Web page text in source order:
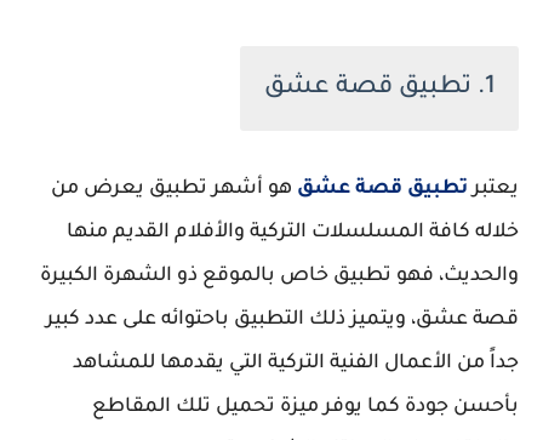
1. تطبيق قصة عشق
يعتبرتطبيق قصة عشق هو أشهر تطبيق يعرض من
خلاله كافة المسلسلات التركية والأفلام القديم منها
والحديث، فهو تطبيق خاص بالموقع ذو الشهرة الكبيرة
قصة عشق، ويتميز ذلك التطبيق باحتوائه على عدد كبير
جداً من الأعمال الفنية التركية التي يقدمها للمشاهد
بأحسن جودة كما يوفر ميزة تحميل تلك المقاطع